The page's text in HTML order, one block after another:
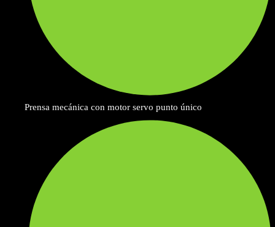
Prensa mecánica con motor servo punto único